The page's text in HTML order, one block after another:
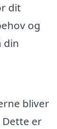
dit
og
din
bliver
er